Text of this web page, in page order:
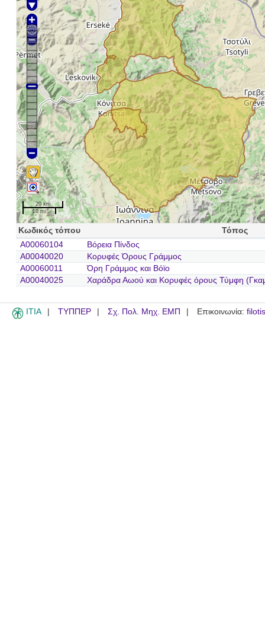
20 km
10 mi
Κωδικός τόπου
Τόπος
A00060104
Βόρεια Πίνδος
A00040020
Κορυφές Όρους Γράμμος
A00060011
Όρη Γράμμος και Βόϊο
A00040025
Χαράδρα Αωού και Κορυφές όρους Τύμφη
ITIA ΤΥΠΠΕΡ Σχ. Πολ. Μηχ. ΕΜΠ Επικοινωνία: